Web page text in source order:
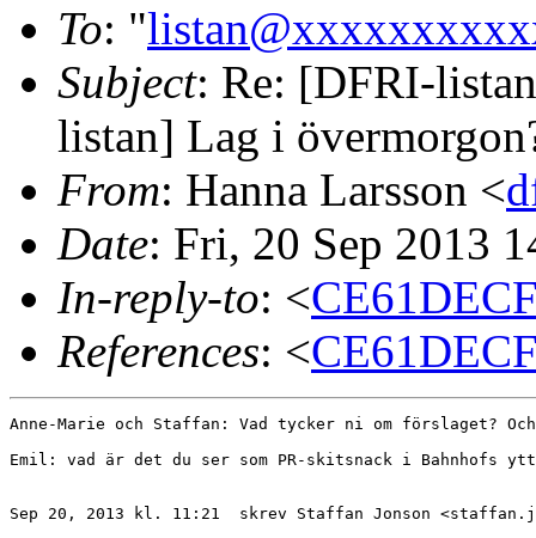
To: "
Subject: Re: [DFRI-
listan] Lag i
From: Hanna Larsson <
Date: Fri, 20 Sep 2013
In-reply-to: <
References: <
Anne-Marie och Staffan: Vad tycker ni om förslaget?
Emil: vad är det du ser som PR-skitsnack i
Sep 20, 2013 kl. 11:21  skrev Staffan Jonson